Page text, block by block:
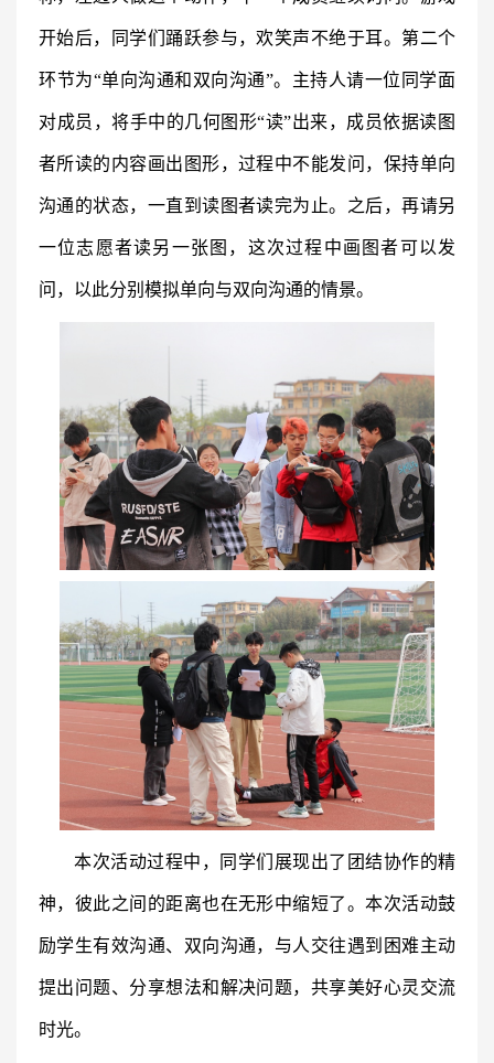
开始后，同学们踊跃参与，欢笑声不绝于耳。第二个
环节为“单向沟通和双向沟通”。主持人请一位同学面
对成员，将手中的几何图形“读”出来，成员依据读图
者所读的内容画出图形，过程中不能发问，保持单向
沟通的状态，一直到读图者读完为止。之后，再请另
一位志愿者读另一张图，这次过程中画图者可以发
问，以此分别模拟单向与双向沟通的情景。
本次活动过程中，同学们展现出了团结协作的精
神，彼此之间的距离也在无形中缩短了。本次活动鼓
励学生有效沟通、双向沟通，与人交往遇到困难主动
提出问题、分享想法和解决问题，共享美好心灵交流
时光。